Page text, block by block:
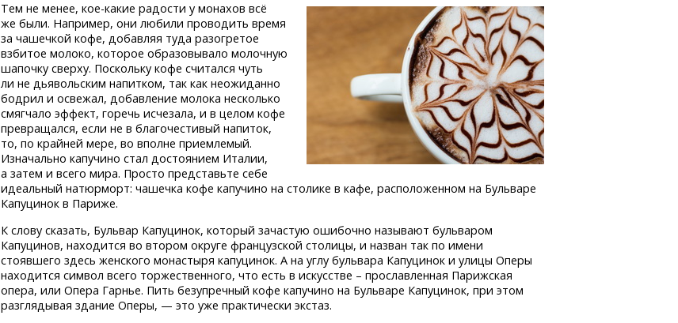
Тем не менее,кое-какие радости у монахов всё
же были. Например, они любили проводить время
за чашечкой кофе, добавляя туда разогретое
взбитое молоко, которое образовывало молочную
шапочку сверху. Поскольку кофе считался чуть
ли не дьявольским напитком, так как неожиданно
бодрил и освежал, добавление молока несколько
смягчало эффект, горечь исчезала, и в целом кофе
превращался, если не в благочестивый напиток,
то, по крайней мере, во вполне приемлемый.
Изначально капучино стал достоянием Италии,
а затем и всего мира. Просто представьте себе
идеальный натюрморт: чашечка кофе капучино на столике в кафе, расположенном на Бульваре
Капуцинок в Париже.
К слову сказать, Бульвар Капуцинок, который зачастую ошибочно называют бульваром
Капуцинов, находится во втором округе французской столицы, и назван так по имени
стоявшего здесь женского монастыря капуцинок. А на углу бульвара Капуцинок и улицы Оперы
находится символ всего торжественного, что есть в искусстве – прославленная Парижская
опера, или Опера Гарнье. Пить безупречный кофе капучино на Бульваре Капуцинок, при этом
разглядывая здание Оперы, — это уже практически экстаз.